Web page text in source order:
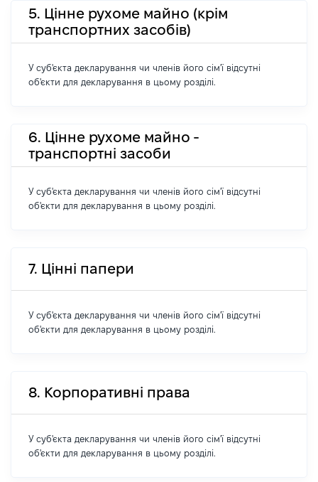
5. Цінне рухоме майно (крім
транспортних засобів)
У суб'єкта декларування чи членів його сім'ї відсутні
об'єкти для декларування в цьому розділі.
6. Цінне рухоме майно -
транспортні засоби
У суб'єкта декларування чи членів його сім'ї відсутні
об'єкти для декларування в цьому розділі.
7. Цінні папери
У суб'єкта декларування чи членів його сім'ї відсутні
об'єкти для декларування в цьому розділі.
8. Корпоративні права
У суб'єкта декларування чи членів його сім'ї відсутні
об'єкти для декларування в цьому розділі.